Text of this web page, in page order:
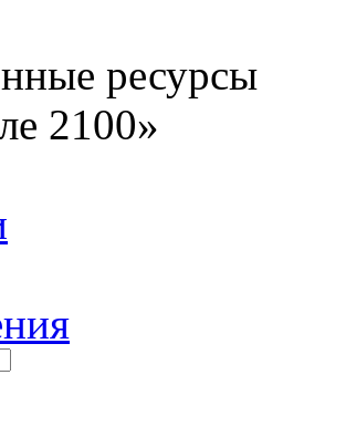
ресурсы
2100»